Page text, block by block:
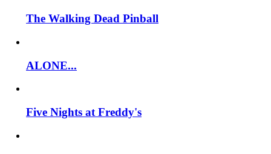
The Walking Dead Pinball
ALONE...
Five Nights at Freddy's